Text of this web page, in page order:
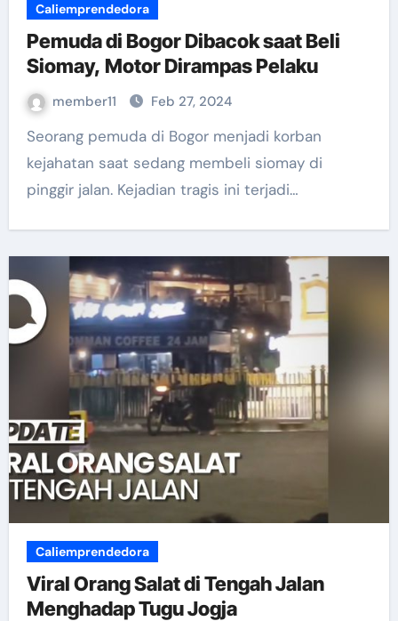
Caliemprendedora
Pemuda di Bogor Dibacok saat Beli
Siomay, Motor Dirampas Pelaku
member11 Feb 27, 2024
Seorang pemuda di Bogor menjadi korban
kejahatan saat sedang membeli siomay di
pinggir jalan. Kejadian tragis ini terjadi…
Caliemprendedora
Viral Orang Salat di Tengah Jalan
Menghadap Tugu Jogja